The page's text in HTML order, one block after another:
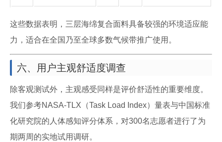
这些数据表明，三层海绵复合面料具备较强的环境适应能
力，适合在全国乃至全球多数气候带推广使用。
六、用户主观舒适度调查
除客观测试外，主观感受同样是评价舒适性的重要维度。
我们参考NASA-TLX（Task Load Index）量表与中国标准
化研究院的人体感知评分体系，对300名志愿者进行了为
期两周的实地试用调研。